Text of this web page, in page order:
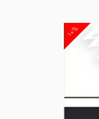
۱۰%